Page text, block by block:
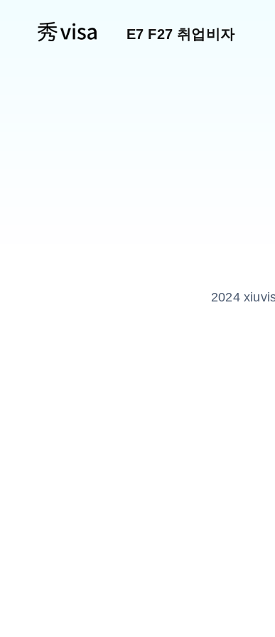
E7 F27 취업비자
2024